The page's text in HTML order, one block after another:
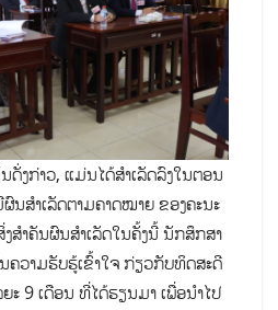
າວ, ແມ່ນໄດ້ສຳເລັດລົງໃນຕອນ
ນສຳເລັດຕາມຄາດໝາຍ ຂອງຄະນະ
ສໍາຄັນຜົນສຳເລັດໃນຄັ້ງນີ້ ນັກສຶກສາ
ຄວາມຮັບຮູ້ເຂົ້າໃຈ ກ່ຽວກັບທິດສະດີ
ະ 9 ເດືອນ ທີ່ໄດ້ຮຽນມາ ເພື່ອນຳໄປ